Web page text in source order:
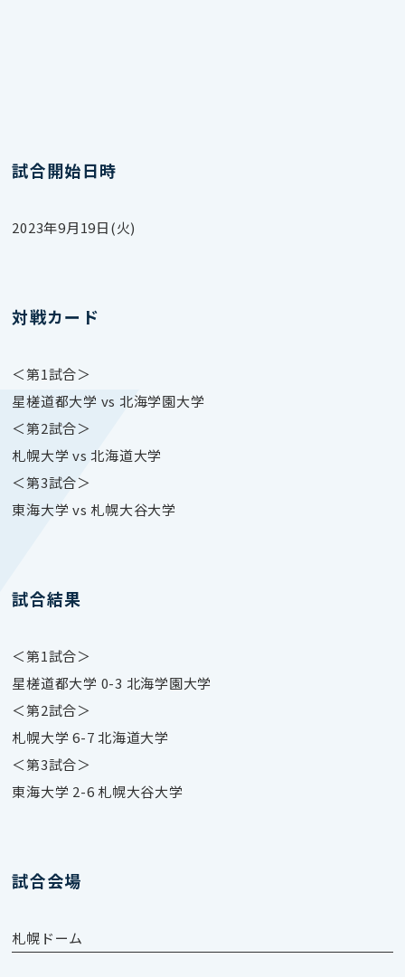
試合開始日時
2023年9月19日(火)
対戦カード
＜第1試合＞
星槎道都大学 vs 北海学園大学
＜第2試合＞
札幌大学 vs 北海道大学
＜第3試合＞
東海大学 vs 札幌大谷大学
試合結果
＜第1試合＞
星槎道都大学 0-3 北海学園大学
＜第2試合＞
札幌大学 6-7 北海道大学
＜第3試合＞
東海大学 2-6 札幌大谷大学
試合会場
札幌ドーム